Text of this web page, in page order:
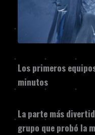
Los primeros
minutos
La parte más
grupo que probó la